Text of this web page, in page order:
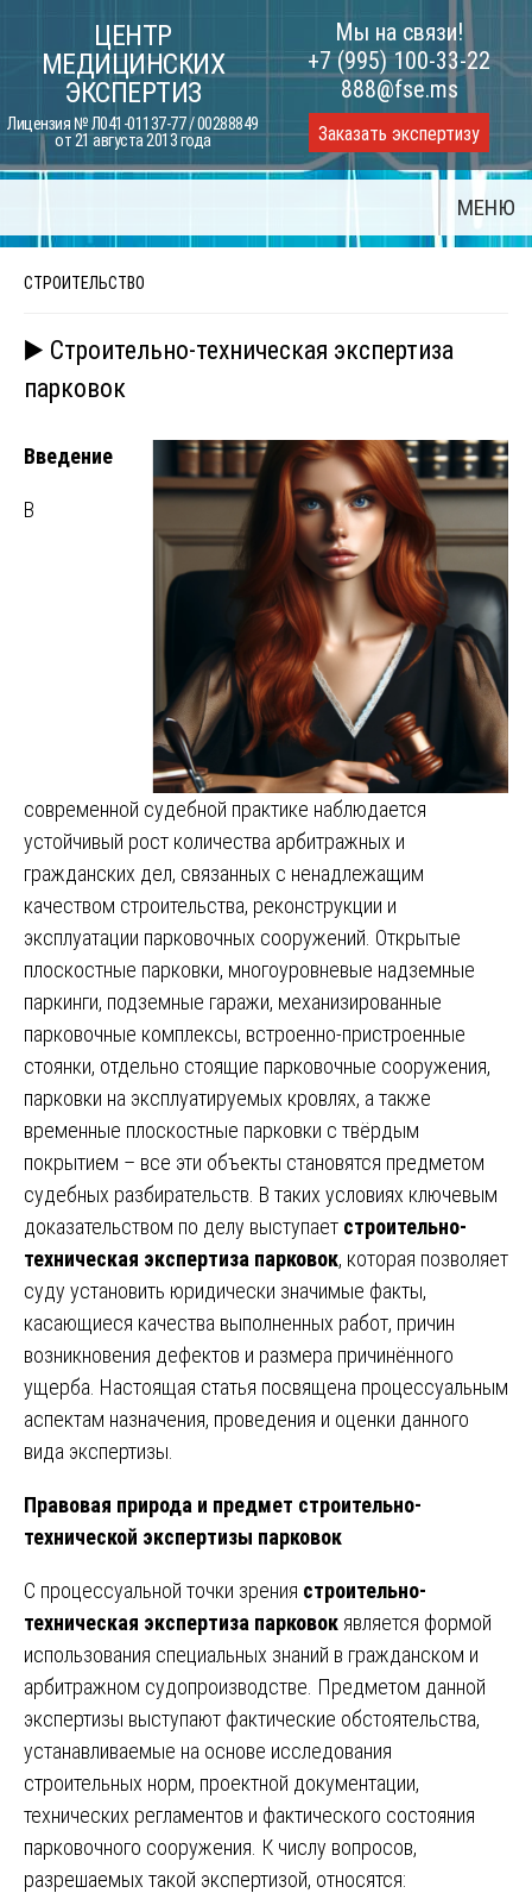
content
ЦЕНТР
МЕДИЦИНСКИХ
ЭКСПЕРТИЗ
Лицензия № Л041-01137-77 / 00288849
от 21 августа 2013 года
Мы на связи!
+7 (995) 100-33-22
888@fse.ms
Заказать экспертизу
МЕНЮ
СТРОИТЕЛЬСТВО
▶️ Строительно-техническая экспертиза
парковок
Введение
В
современной судебной практике наблюдается
устойчивый рост количества арбитражных и
гражданских дел, связанных с ненадлежащим
качеством строительства, реконструкции и
эксплуатации парковочных сооружений. Открытые
плоскостные парковки, многоуровневые надземные
паркинги, подземные гаражи, механизированные
парковочные комплексы, встроенно-пристроенные
стоянки, отдельно стоящие парковочные сооружения,
парковки на эксплуатируемых кровлях, а также
временные плоскостные парковки с твёрдым
покрытием – все эти объекты становятся предметом
судебных разбирательств. В таких условиях ключевым
доказательством по делу выступает строительно-
техническая экспертиза парковок, которая позволяет
суду установить юридически значимые факты,
касающиеся качества выполненных работ, причин
возникновения дефектов и размера причинённого
ущерба. Настоящая статья посвящена процессуальным
аспектам назначения, проведения и оценки данного
вида экспертизы.
Правовая природа и предмет строительно-
технической экспертизы парковок
С процессуальной точки зрения строительно-
техническая экспертиза парковок является формой
использования специальных знаний в гражданском и
арбитражном судопроизводстве. Предметом данной
экспертизы выступают фактические обстоятельства,
устанавливаемые на основе исследования
строительных норм, проектной документации,
технических регламентов и фактического состояния
парковочного сооружения. К числу вопросов,
разрешаемых такой экспертизой, относятся: